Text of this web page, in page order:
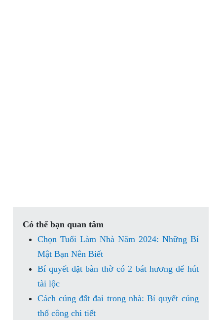
Có thể bạn quan tâm
Chọn Tuổi Làm Nhà Năm 2024: Những Bí
Mật Bạn Nên Biết
Bí quyết đặt bàn thờ có 2 bát hương để hút
tài lộc
Cách cúng đất đai trong nhà: Bí quyết cúng
thổ công chi tiết